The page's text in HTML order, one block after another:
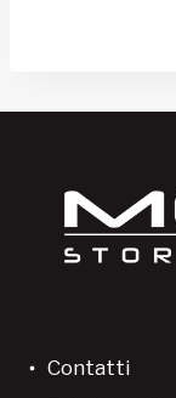
Contatti